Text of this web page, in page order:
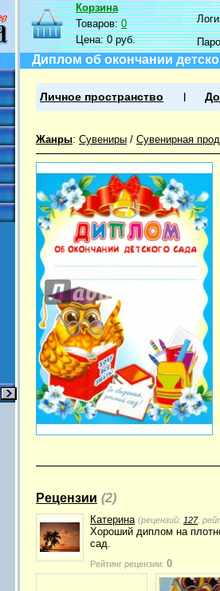
Корзина
Товаров:0
Цена:0 руб.
Диплом об окончании
Личное пространство
Жанры: Сувениры / Сувенирная
Рецензии (2)
Катерина (рецензий: 127,
Хороший диплом на
сад.
Рейтинг рецензии: 0